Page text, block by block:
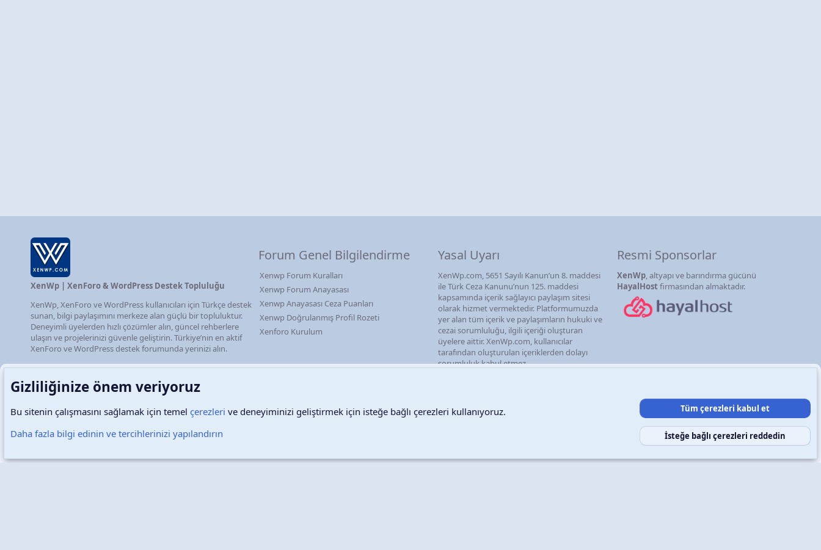
XenWp | XenForo & WordPress Destek Topluluğu
XenWp, XenForo ve WordPress kullanıcıları için Türkçe destek
sunan, bilgi paylaşımını merkeze alan güçlü bir topluluktur.
Deneyimli üyelerden hızlı çözümler alın, güncel rehberlere
ulaşın ve projelerinizi güvenle geliştirin. Türkiye’nin en aktif
XenForo ve WordPress destek forumunda yerinizi alın.
Forum Genel Bilgilendirme
Xenwp Forum Kuralları
Xenwp Forum Anayasası
Xenwp Anayasası Ceza Puanları
Xenwp Doğrulanmış Profil Rozeti
Xenforo Kurulum
Yasal Uyarı
XenWp.com, 5651 Sayılı Kanun’un 8. maddesi
ile Türk Ceza Kanunu’nun 125. maddesi
kapsamında içerik sağlayıcı paylaşım sitesi
olarak hizmet vermektedir. Platformumuzda
yer alan tüm içerik ve paylaşımların hukuki ve
cezai sorumluluğu, ilgili içeriği oluşturan
üyelere aittir. XenWp.com, kullanıcılar
tarafından oluşturulan içeriklerden dolayı
sorumluluk kabul etmez.
Resmi Sponsorlar
XenWp, altyapı ve barındırma gücünü
HayalHost firmasından almaktadır.
Türkçe (TR) Çerezler Destek talepleri Gizlilik politikası Yardım Ana sayfa
Gizliliğinize önem veriyoruz
Bu sitenin çalışmasını sağlamak için temel çerezleri ve deneyiminizi geliştirmek için isteğe bağlı çerezleri kullanıyoruz.
Daha fazla bilgi edinin ve tercihlerinizi yapılandırın
Tüm çerezleri kabul et
İsteğe bağlı çerezleri reddedin